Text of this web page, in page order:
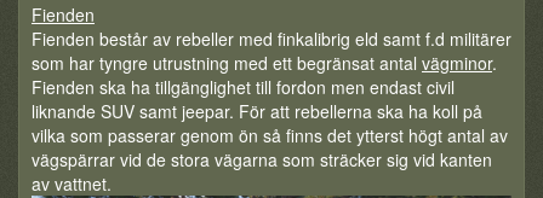
Fienden
Fienden består av rebeller med finkalibrig eld samt f.d militärer
som har tyngre utrustning med ett begränsat antal vägminor.
Fienden ska ha tillgänglighet till fordon men endast civil
liknande SUV samt jeepar. För att rebellerna ska ha koll på
vilka som passerar genom ön så finns det ytterst högt antal av
vägspärrar vid de stora vägarna som sträcker sig vid kanten
av vattnet.